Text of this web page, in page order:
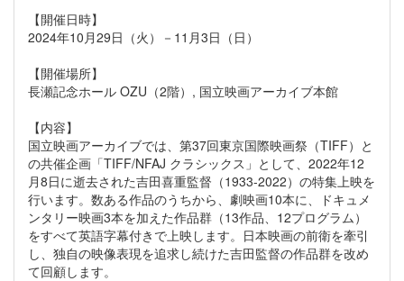
【開催日時】
2024年10月29日（火）－11月3日（日）
【開催場所】
長瀬記念ホール OZU（2階）, 国立映画アーカイブ本館
【内容】
国立映画アーカイブでは、第37回東京国際映画祭（TIFF）と
の共催企画「TIFF/NFAJ クラシックス」として、2022年12
月8日に逝去された吉田喜重監督（1933-2022）の特集上映を
行います。数ある作品のうちから、劇映画10本に、ドキュメ
ンタリー映画3本を加えた作品群（13作品、12プログラム）
をすべて英語字幕付きで上映します。日本映画の前衛を牽引
し、独自の映像表現を追求し続けた吉田監督の作品群を改め
て回顧します。